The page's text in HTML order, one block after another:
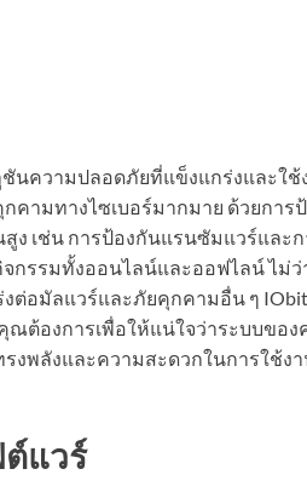
ชันความปลอดภัยที่แข็งแกร่งและใ
ามทางไซเบอร์มากมาย ด้วยการ
เช่น การป้องกันแรนซัมแวร์และ
รรมทั้งออนไลน์และออฟไลน์ ไม่
อมัลแวร์และภัยคุกคามอื่น ๆ IObit
ต้องการเพื่อให้แน่ใจว่าระบบขอ
พลังและความสะดวกในการใช้ง
แวร์